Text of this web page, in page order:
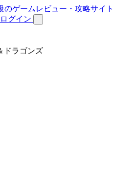
ログイン
ドラゴンズ